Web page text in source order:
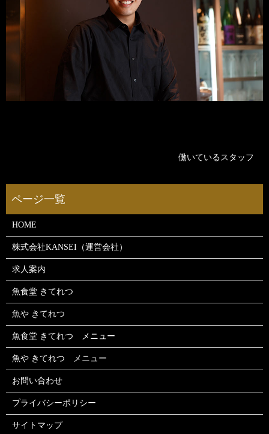
働いているスタッフ
HOME
株式会社KANSEI（運営会社）
求人案内
魚食堂 きてれつ
魚や きてれつ
魚食堂 きてれつ メニュー
魚や きてれつ メニュー
お問い合わせ
プライバシーポリシー
サイトマップ